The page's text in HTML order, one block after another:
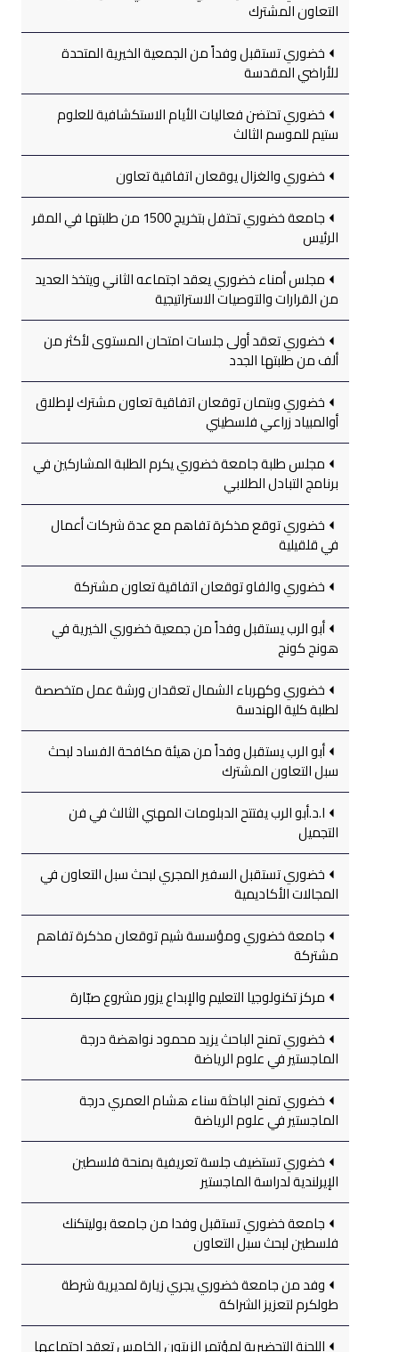
التعاون المشترك
خضوري تستقبل وفداً من الجمعية الخيرية المتحدة
للأراضي المقدسة
خضوري تحتضن فعاليات الأيام الاستكشافية للعلوم
ستيم للموسم الثالث
خضوري والغزال يوقعان اتفاقية تعاون
جامعة خضوري تحتفل بتخريج 1500 من طلبتها في المقر
الرئيس
مجلس أمناء خضوري يعقد اجتماعه الثاني ويتخذ العديد
من القرارات والتوصيات الاستراتيجية
خضوري تعقد أولى جلسات امتحان المستوى لأكثر من
ألف من طلبتها الجدد
خضوري وبتمان توقعان اتفاقية تعاون مشترك لإطلاق
أوالمبياد زراعي فلسطيني
مجلس طلبة جامعة خضوري يكرم الطلبة المشاركين في
برنامج التبادل الطلابي
خضوري توقع مذكرة تفاهم مع عدة شركات أعمال
في قلقيلية
خضوري والفاو توقعان اتفاقية تعاون مشتركة
أبو الرب يستقبل وفداً من جمعية خضوري الخيرية في
هونج كونج
خضوري وكهرباء الشمال تعقدان ورشة عمل متخصصة
لطلبة كلية الهندسة
أبو الرب يستقبل وفداً من هيئة مكافحة الفساد لبحث
سبل التعاون المشترك
ا.د.أبو الرب يفتتح الدبلومات المهني الثالث في فن
التجميل
خضوري تستقبل السفير المجري لبحث سبل التعاون في
المجالات الأكاديمية
جامعة خضوري ومؤسسة شيم توقعان مذكرة تفاهم
مشتركة
مركز تكنولوجيا التعليم والإبداع يزور مشروع صبّارة
خضوري تمنح الباحث يزيد محمود نواهضة درجة
الماجستير في علوم الرياضة
خضوري تمنح الباحثة سناء هشام العمري درجة
الماجستير في علوم الرياضة
خضوري تستضيف جلسة تعريفية بمنحة فلسطين
الإيرلندية لدراسة الماجستير
جامعة خضوري تستقبل وفدا من جامعة بوليتكنك
فلسطين لبحث سبل التعاون
وفد من جامعة خضوري يجري زيارة لمديرية شرطة
طولكرم لتعزيز الشراكة
اللجنة التحضيرية لمؤتمر الزيتون الخامس تعقد اجتماعها